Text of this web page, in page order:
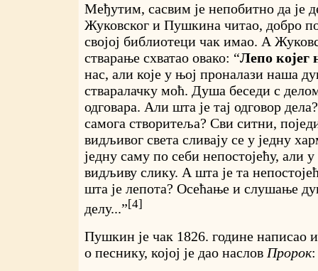
Међутим, сасвим је непобитно да је
Жуковског и Пушкина читао, добро
својој библиотеци чак имао. А
стварање схватао овако: “Лепо којег
нас, али које у њој проналази наша
стваралачку моћ. Душа беседи с
одговара. Али шта је тај одговор
самога створитеља? Сви ситни,
видљивог света сливају се у једну
једну саму по себи непостојећу, али
видљиву слику. А шта је та
шта је лепота? Осећање и слушање
делу...”[4]
Пушкин је чак 1826. године написао
о песнику, којој је дао наслов Пророк: